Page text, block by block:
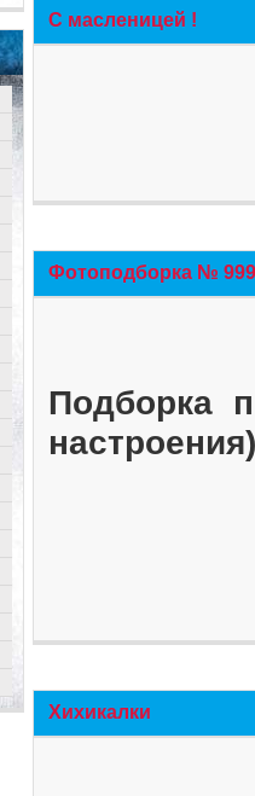
С масленицей !
Фотоподборка №
Подборка
Хихикалки